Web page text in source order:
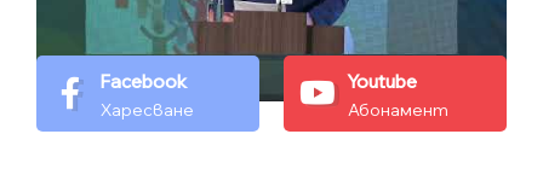
Facebook
Харесване
Youtube
Абонамент